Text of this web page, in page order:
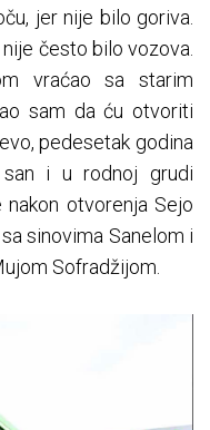
jer nije bilo goriva.
često bilo vozova.
vraćao sa starim
sam da ću otvoriti
pedesetak godina
i u rodnoj grudi
otvorenja Sejo
sinovima Sanelom i
Sofradžijom.